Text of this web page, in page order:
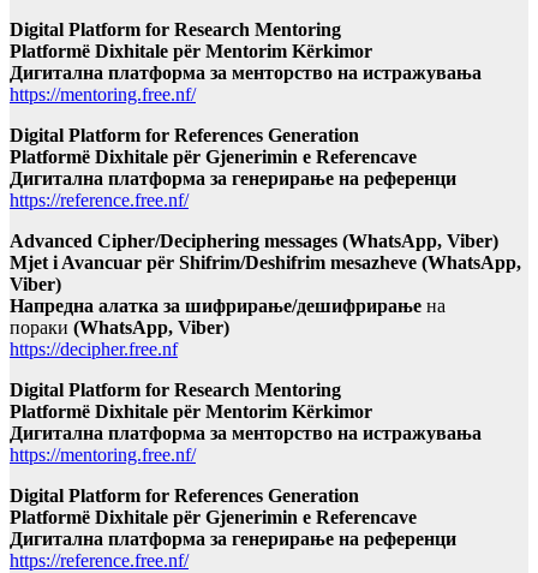
Digital Platform for Research Mentoring
Platformë Dixhitale për Mentorim Kërkimor
Дигитална платформа за менторство на истражувања
https://mentoring.free.nf/
Digital Platform for References Generation
Platformë Dixhitale për Gjenerimin e Referencave
Дигитална платформа за генерирање на референци
https://reference.free.nf/
Advanced Cipher/Deciphering messages (WhatsApp, Viber)
Mjet i Avancuar për Shifrim/Deshifrim mesazheve (WhatsApp,
Viber)
Напредна алатка за шифрирање/дешифрирање на
пораки (WhatsApp, Viber)
https://decipher.free.nf
Digital Platform for Research Mentoring
Platformë Dixhitale për Mentorim Kërkimor
Дигитална платформа за менторство на истражувања
https://mentoring.free.nf/
Digital Platform for References Generation
Platformë Dixhitale për Gjenerimin e Referencave
Дигитална платформа за генерирање на референци
https://reference.free.nf/